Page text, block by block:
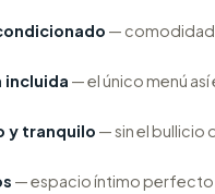
— comodidad
incluida — el único menú así
y tranquilo — sin el bullicio
— espacio íntimo perfecto